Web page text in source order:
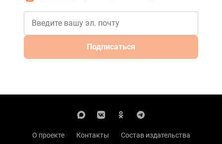
Подписаться
О проекте Контакты
Состав издательства